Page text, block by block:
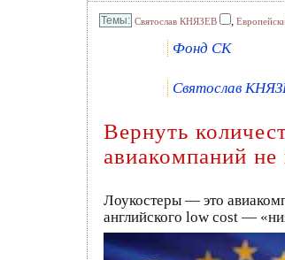
Святослав КНЯЗЕВ ,
Фонд СК
Святослав
Вернуть
авиакомпаний не
Лоукостеры — это
английского low cost —